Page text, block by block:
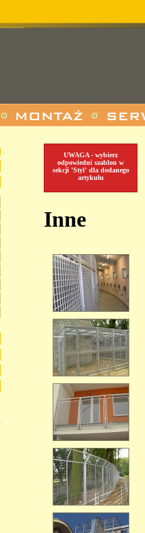
UWAGA - wybierz
odpowiedni szablon w
sekcji 'Styl' dla dodanego
artykułu
Inne